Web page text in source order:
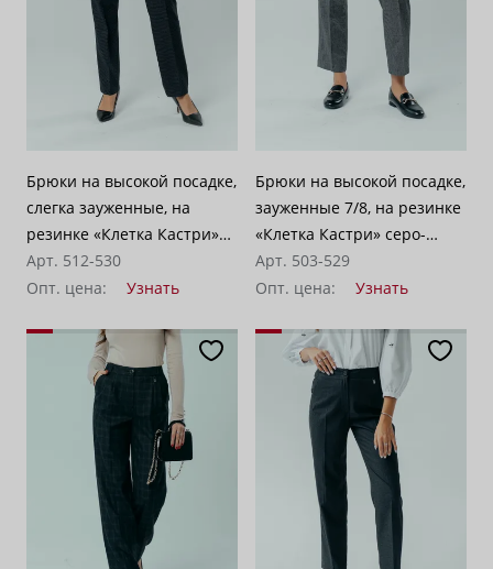
Брюки на высокой посадке,
слегка зауженные, на
резинке «Клетка Кастри»
серо-синие
Арт. 512-530
Опт. цена:
Узнать
Брюки на высокой посадке,
зауженные 7/8, на резинке
«Клетка Кастри» серо-
бежевые
Арт. 503-529
Опт. цена:
Узнать